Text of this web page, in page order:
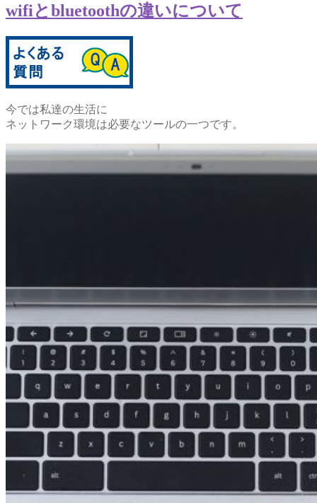
wifiとbluetoothの違いについて
今では私達の生活に
ネットワーク環境は必要なツールの一つです。